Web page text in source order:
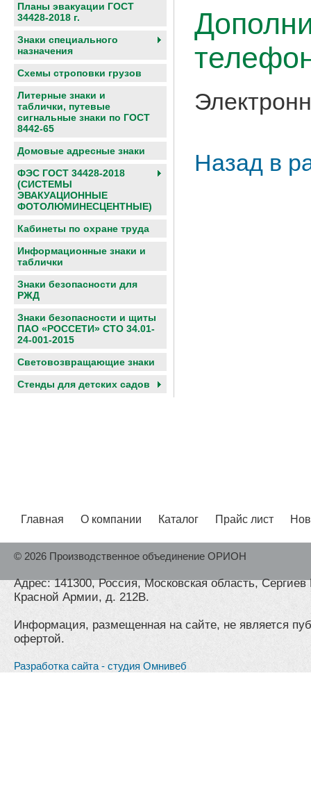
Планы эвакуации ГОСТ
34428-2018 г.
Знаки специального
назначения
Схемы строповки грузов
Литерные знаки и
таблички, путевые
сигнальные знаки по ГОСТ
8442-65
Домовые адресные знаки
ФЭС ГОСТ 34428-2018
(СИСТЕМЫ
ЭВАКУАЦИОННЫЕ
ФОТОЛЮМИНЕСЦЕНТНЫЕ)
Кабинеты по охране труда
Информационные знаки и
таблички
Знаки безопасности для
РЖД
Знаки безопасности и щиты
ПАО «РОССЕТИ» СТО 34.01-
24-001-2015
Световозвращающие знаки
Cтенды для детских садов
Назад в
Главная О компании Каталог Прайс лист
© 2026 Производственное объединение ОРИОН
Адрес: 141300, Россия, Московская область,
Красной Армии, д. 212В.
Информация, размещенная на сайте, не является
офертой.
Разработка сайта - студия Омнивеб